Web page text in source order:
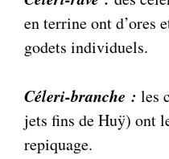
en terrine ont d’ores
godets individuels.
Céleri-branche : les
jets fins de Huÿ) ont
repiquage.